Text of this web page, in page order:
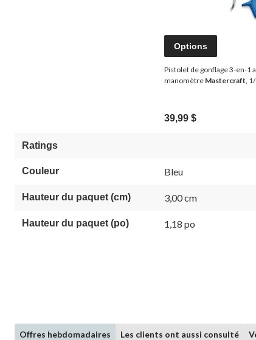
Options
Pistolet de gonflage 3-en-1
manomètre Mastercraft ,
39,99 $
Ratings
Couleur Bleu
Hauteur du paquet (cm) 3,00 cm
Hauteur du paquet (po) 1,18 po
Offres hebdomadaires Les clients ont aussi consulté